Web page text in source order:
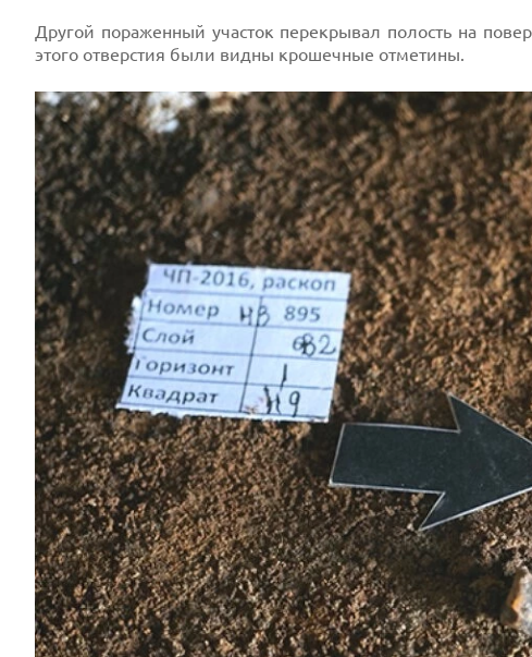
Другой пораженный участок перекрывал полость на
этого отверстия были видны крошечные отметины.